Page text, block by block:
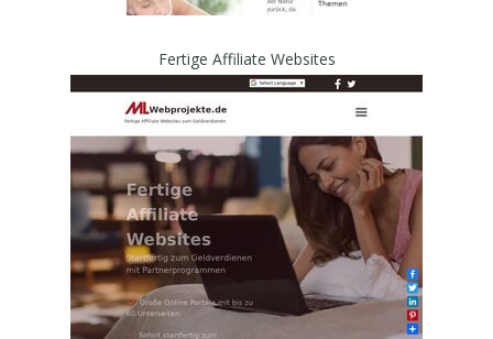
Fertige Affiliate Websites